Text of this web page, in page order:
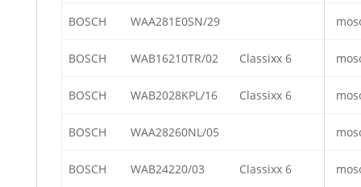
BOSCH WAA281E0SN/29
BOSCH WAB16210TR/02 Classixx 6
BOSCH WAB2028KPL/16 Classixx 6
BOSCH WAA28260NL/05
BOSCH WAB24220/03 Classixx 6